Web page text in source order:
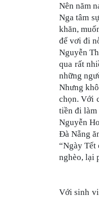
Nên năm
Nga tâm
khăn,
để vơi đi
Nguyễn
qua rất
những
Nhưng
chọn. Với
tiền đi làm
Nguyễn
Đà Nẵng
“Ngày Tết
nghèo, lại
Với sinh